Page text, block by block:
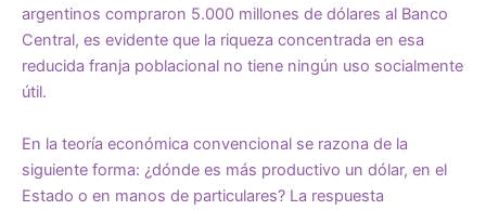
argentinos compraron 5.000 millones de dólares al Banco
Central, es evidente que la riqueza concentrada en esa
reducida franja poblacional no tiene ningún uso socialmente
útil.
En la teoría económica convencional se razona de la
siguiente forma: ¿dónde es más productivo un dólar, en el
Estado o en manos de particulares? La respuesta